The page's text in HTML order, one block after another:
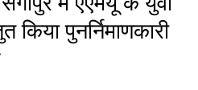
किया पुनर्निमाणकारी